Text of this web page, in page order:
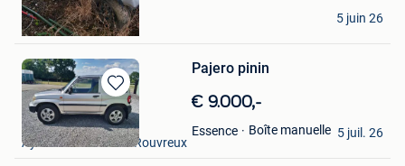
Jos
Bilzen
5 juin 26
Sauvegarder
dans
Mes
Favoris
Pajero pinin
€ 9.000,-
Essence Boîte manuelle
leone le leone
Aywaille + Partie De Rouvreux
5 juil. 26